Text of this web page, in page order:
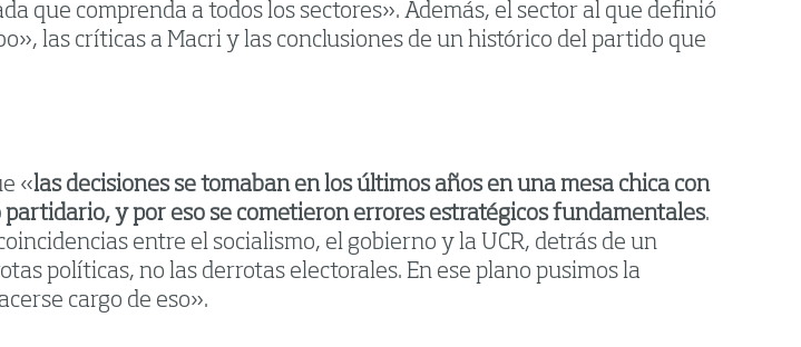
que comprenda a todos los sectores». Además, el sector al que definió
las críticas a Macri y las conclusiones de un histórico del partido que
«las decisiones se tomaban en los últimos años en una mesa chica con
y por eso se cometieron errores estratégicos fundamentales.
entre el socialismo, el gobierno y la UCR, detrás de un
políticas, no las derrotas electorales. En ese plano pusimos la
cargo de eso».